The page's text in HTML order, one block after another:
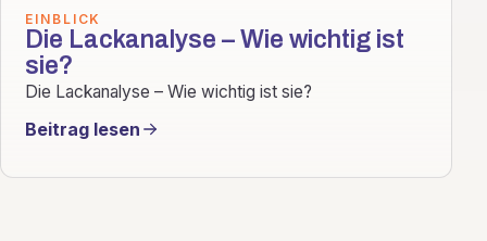
EINBLICK
Die Lackanalyse – Wie wichtig ist
sie?
Die Lackanalyse – Wie wichtig ist sie?
Beitrag lesen